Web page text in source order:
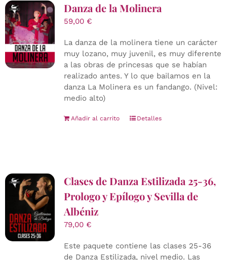
Danza de la Molinera
59,00 €
La danza de la molinera tiene un carácter
muy lozano, muy juvenil, es muy diferente
a las obras de princesas que se habían
realizado antes. Y lo que bailamos en la
danza La Molinera es un fandango. (Nivel:
medio alto)
Añadir al carrito Detalles
Clases de Danza Estilizada 25-36,
Prologo y Epílogo y Sevilla de
Albéniz
79,00 €
Este paquete contiene las clases 25-36
de Danza Estilizada, nivel medio. Las